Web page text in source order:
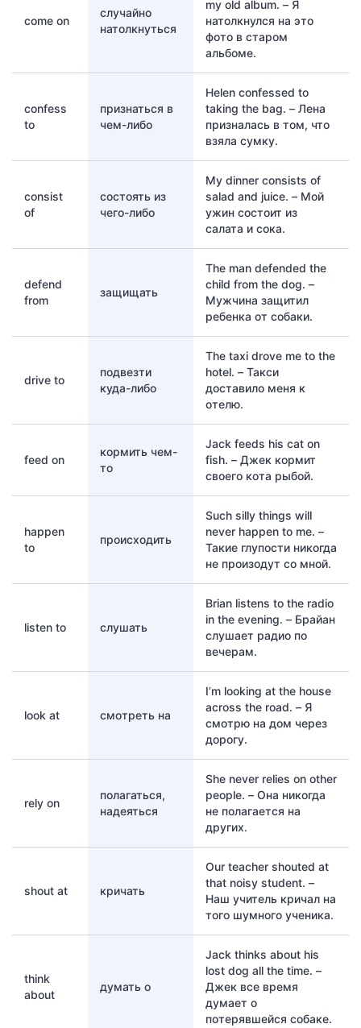
come on
случайно
натолкнуться
my old album. – Я
натолкнулся на это
фото в старом
альбоме.
confess
to
признаться в
чем-либо
Helen confessed to
taking the bag. – Лена
призналась в том, что
взяла сумку.
consist
of
состоять из
чего-либо
My dinner consists of
salad and juice. – Мой
ужин состоит из
салата и сока.
defend
from
защищать
The man defended the
child from the dog. –
Мужчина защитил
ребенка от собаки.
drive to
подвезти
куда-либо
The taxi drove me to the
hotel. – Такси
доставило меня к
отелю.
feed on
кормить чем-
то
Jack feeds his cat on
fish. – Джек кормит
своего кота рыбой.
happen
to
происходить
Such silly things will
never happen to me. –
Такие глупости никогда
не произодут со мной.
listen to слушать
Brian listens to the radio
in the evening. – Брайан
слушает радио по
вечерам.
look at смотреть на
I’m looking at the house
across the road. – Я
смотрю на дом через
дорогу.
rely on
полагаться,
надеяться
She never relies on other
people. – Она никогда
не полагается на
других.
shout at кричать
Our teacher shouted at
that noisy student. –
Наш учитель кричал на
того шумного ученика.
think
about
думать о
Jack thinks about his
lost dog all the time. –
Джек все время
думает о
потерявшейся собаке.